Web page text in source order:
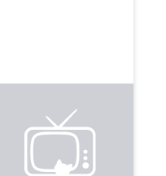
Вкусняха. Будемо
смакувати з вином 😍